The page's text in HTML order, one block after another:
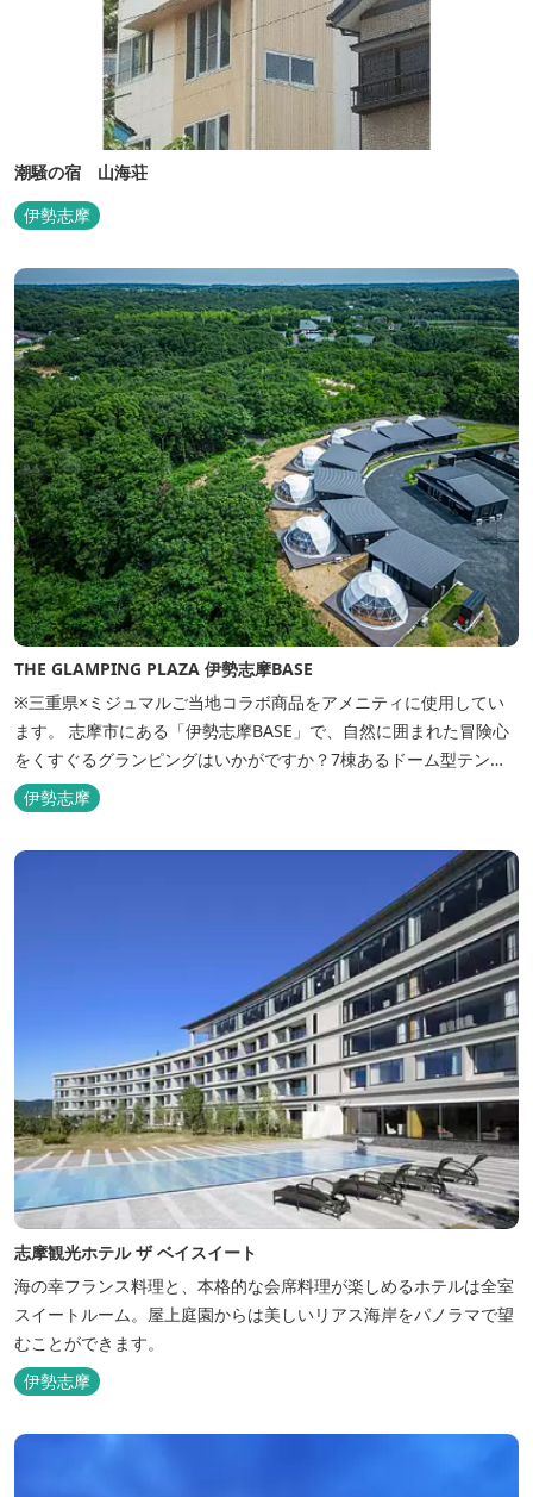
潮騒の宿 山海荘
伊勢志摩
THE GLAMPING PLAZA 伊勢志摩BASE
※三重県×ミジュマルご当地コラボ商品をアメニティに使用してい
ます。 志摩市にある「伊勢志摩BASE」で、自然に囲まれた冒険心
をくすぐるグランピングはいかがですか？7棟あるドーム型テント
での宿泊やFREE BARのサービス、伊勢志摩の特産を使ったBBQ
が、楽しいひとときを演出します。温暖な伊勢志摩で、特別なリゾ
ートのひとときを。
伊勢志摩
志摩観光ホテル ザ ベイスイート
海の幸フランス料理と、本格的な会席料理が楽しめるホテルは全室
スイートルーム。屋上庭園からは美しいリアス海岸をパノラマで望
むことができます。
伊勢志摩